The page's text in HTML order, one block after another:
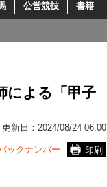
公営競技 書籍
による「甲子
新日： 2024/08/24 06:00
印刷
ックナンバー